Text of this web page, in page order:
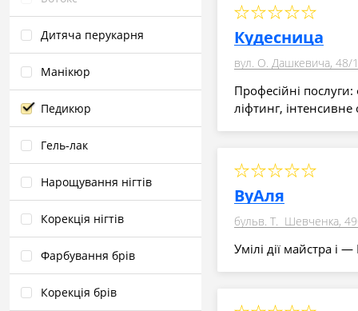
Дитяча перукарня
Манікюр
Педикюр
Гель‑лак
Нарощування нігтів
Корекція нігтів
Фарбування брів
Корекція брів
Кудесница
вул. О. Дашкевича, 48/1
Професійні послуги:
ліфтинг,
ВуАля
бульв. Т. Шевченка,
Умілі дії майстра і